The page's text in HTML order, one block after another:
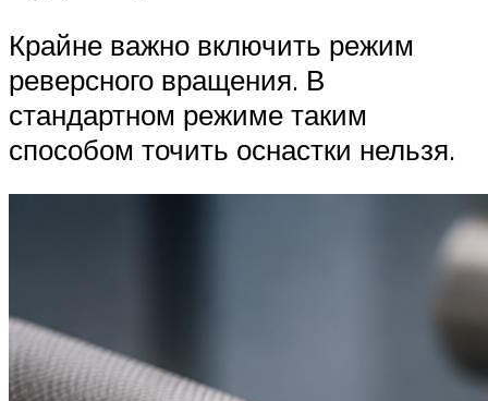
Крайне важно включить режим
реверсного вращения. В
стандартном режиме таким
способом точить оснастки нельзя.